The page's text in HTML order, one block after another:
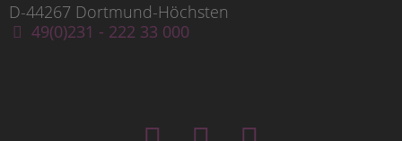
D-44267 Dortmund-Höchsten
49(0)231 - 222 33 000